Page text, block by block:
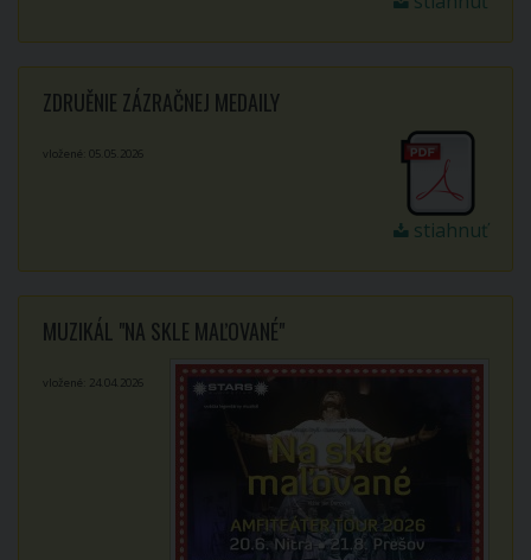
ZDRUĚNIE ZÁZRAČNEJ MEDAILY
stiahnuť
vložené: 05.05.2026
MUZIKÁL "NA SKLE MAĽOVANÉ"
vložené: 24.04.2026